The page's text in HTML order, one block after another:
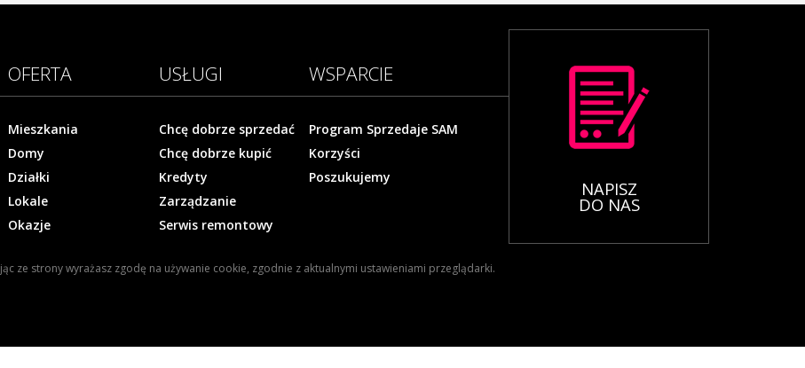
OFERTA
Mieszkania
Domy
Działki
Lokale
Okazje
USŁUGI
Chcę dobrze sprzedać
Chcę dobrze kupić
Kredyty
Zarządzanie
Serwis remontowy
WSPARCIE
Program Sprzedaje SAM
Korzyści
Poszukujemy
NAPISZ
DO NAS
ze strony wyrażasz zgodę na używanie cookie, zgodnie z aktualnymi ustawieniami przeglądarki.